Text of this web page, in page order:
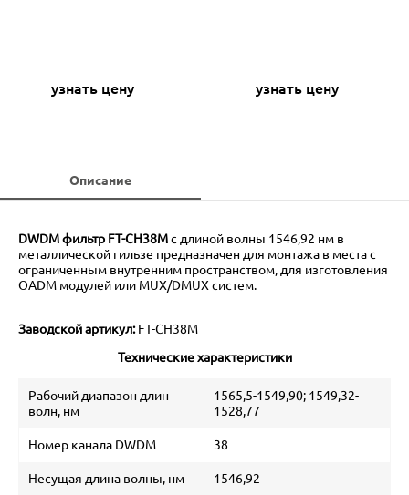
узнать цену узнать цену
Описание
DWDM фильтр FT-CH38Mс длиной волны 1546,92 нм в
металлической гильзе предназначен для монтажа в места с
ограниченным внутренним пространством, для изготовления
OADM модулей или MUX/DMUX систем.
Заводской артикул:FT-CH38M
Технические характеристики
Рабочий диапазон длин
волн, нм
1565,5-1549,90; 1549,32-
1528,77
Номер канала DWDM 38
Несущая длина волны, нм 1546,92